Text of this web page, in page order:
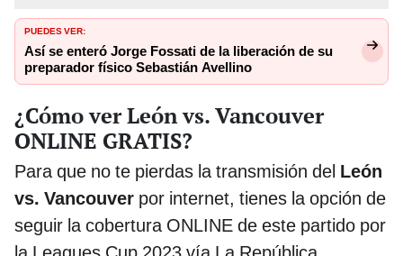
PUEDES VER:
Así se enteró Jorge Fossati de la liberación de su
preparador físico Sebastián Avellino
¿Cómo ver León vs. Vancouver
ONLINE GRATIS?
Para que no te pierdas la transmisión del León
vs. Vancouver por internet, tienes la opción de
seguir la cobertura ONLINE de este partido por